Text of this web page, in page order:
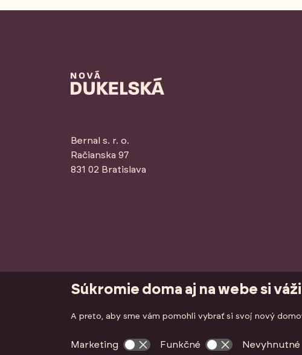
Bernal s. r. o.
Račianska 97
831 02 Bratislava
Copyright © 2026 Nová Dukelská. Všetky práva
Súkromie doma aj na webe si
A preto, aby sme vám pomohli vybrať si svoj nový
Marketing Funkčné Nevyhnutné